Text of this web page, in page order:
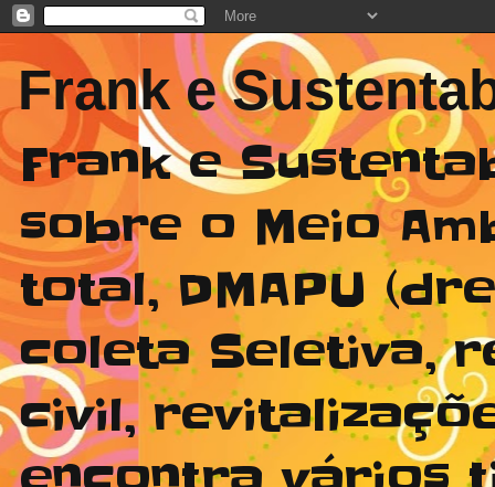
Frank e
Frank e
sobre o Meio
total, DMAPU
coleta Seletiva,
civil,